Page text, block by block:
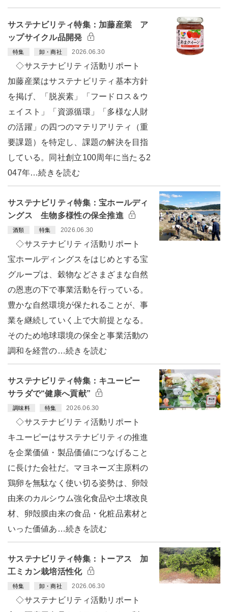
サステナビリティ特集：加藤産業 ア
ップサイクル品開発
特集 卸・商社 2026.06.30
◇サステナビリティ活動リポート
加藤産業はサステナビリティ基本方針
を掲げ、「脱炭素」「フードロス＆ウ
ェイスト」「資源循環」「多様な人財
の活躍」の四つのマテリアリティ（重
要課題）を特定し、課題の解決を目指
している。同社創立100周年に当たる2
047年…続きを読む
サステナビリティ特集：宝ホールディ
ングス 生物多様性の保全推進
酒類 特集 2026.06.30
◇サステナビリティ活動リポート
宝ホールディングスをはじめとする宝
グループは、穀物などさまざまな自然
の恩恵の下で事業活動を行っている。
豊かな自然環境が保たれることが、事
業を継続していく上で大前提となる。
そのため地球環境の保全と事業活動の
調和を経営の…続きを読む
サステナビリティ特集：キユーピー
サラダで“健康へ貢献”
調味料 特集 2026.06.30
◇サステナビリティ活動リポート
キユーピーはサステナビリティの推進
を企業価値・製品価値につなげること
に長けた会社だ。マヨネーズ主原料の
鶏卵を無駄なく使い切る姿勢は、卵殻
由来のカルシウム強化食品や土壌改良
材、卵殻膜由来の食品・化粧品素材と
いった価値あ…続きを読む
サステナビリティ特集：トーアス 加
工ミカン栽培活性化
特集 卸・商社 2026.06.30
◇サステナビリティ活動リポート